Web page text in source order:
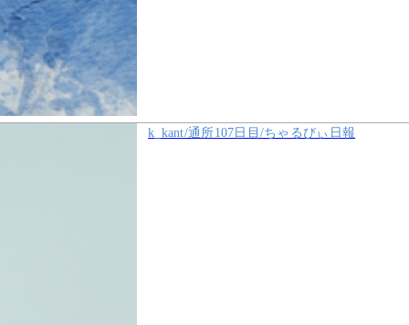
k_kant/通所107日目/ちゃるびぃ日報